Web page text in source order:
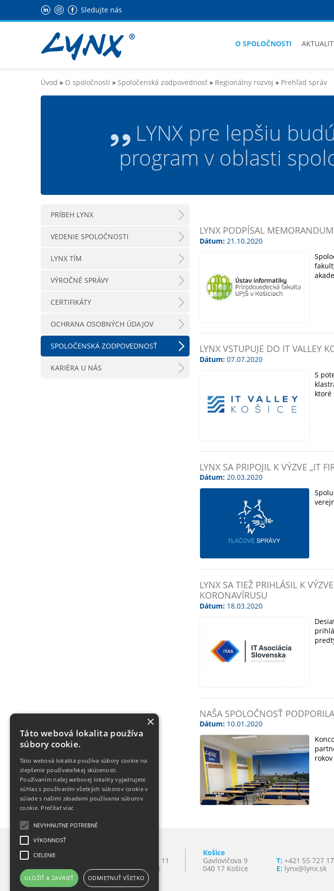
Sledujte nás
O SPOLOČNOSTI
Úvod » O spoločnosti » Spoločenská zodpovednosť » Regionálny rozvoj » Prehľad správ
LYNX pre lepšiu
program v oblasti
LYNX PODPÍSAL
Dátum: 21.10.2020
LYNX VSTUPUJE DO IT VALLEY
Dátum: 07.07.2020
S
ktoré
LYNX SA PRIPOJIL K VÝZVE „IT
Dátum: 20.03.2020
LYNX SA TIEŽ PRIHLÁSIL K
KORONAVÍRUSU
Dátum: 18.03.2020
NAŠA SPOLOČNOSŤ
Dátum: 10.01.2020
PRÍBEH LYNX
VEDENIE SPOLOČNOSTI
LYNX TÍM
VÝROČNÉ SPRÁVY
CERTIFIKÁTY
OCHRANA OSOBNÝCH ÚDAJOV
SPOLOČENSKÁ ZODPOVEDNOSŤ
KARIÉRA U NÁS
Bratislava
821 09 Bratislava
+421 2 501 065 11
E: lynxba@lynx.sk
Košice
Gavlovičova 9
040 17 Košice
T: +421 55 727
E: lynx@lynx.sk
×
Táto webová lokalita používa
súbory cookie.
Táto webová lokalita používa súbory cookie na
zlepšenie používateľskej skúsenosti.
Používaním našej webovej lokality vyjadrujete
súhlas s používaním všetkých súborov cookie v
súlade s našimi zásadami používania súborov
cookie. Prečítať viac
NEVYHNUTNE POTREBNÉ
VÝKONNOSŤ
CIELENIE
ULOŽIŤ A ZAVRIEŤ ODMIETNUŤ VŠETKO